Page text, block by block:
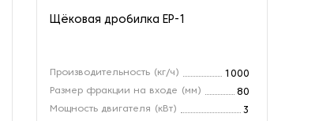
Щёковая дробилка EP-1
Производительность (кг/ч)
1000
Размер фракции на входе (мм)
80
Мощность двигателя (кВт)
3